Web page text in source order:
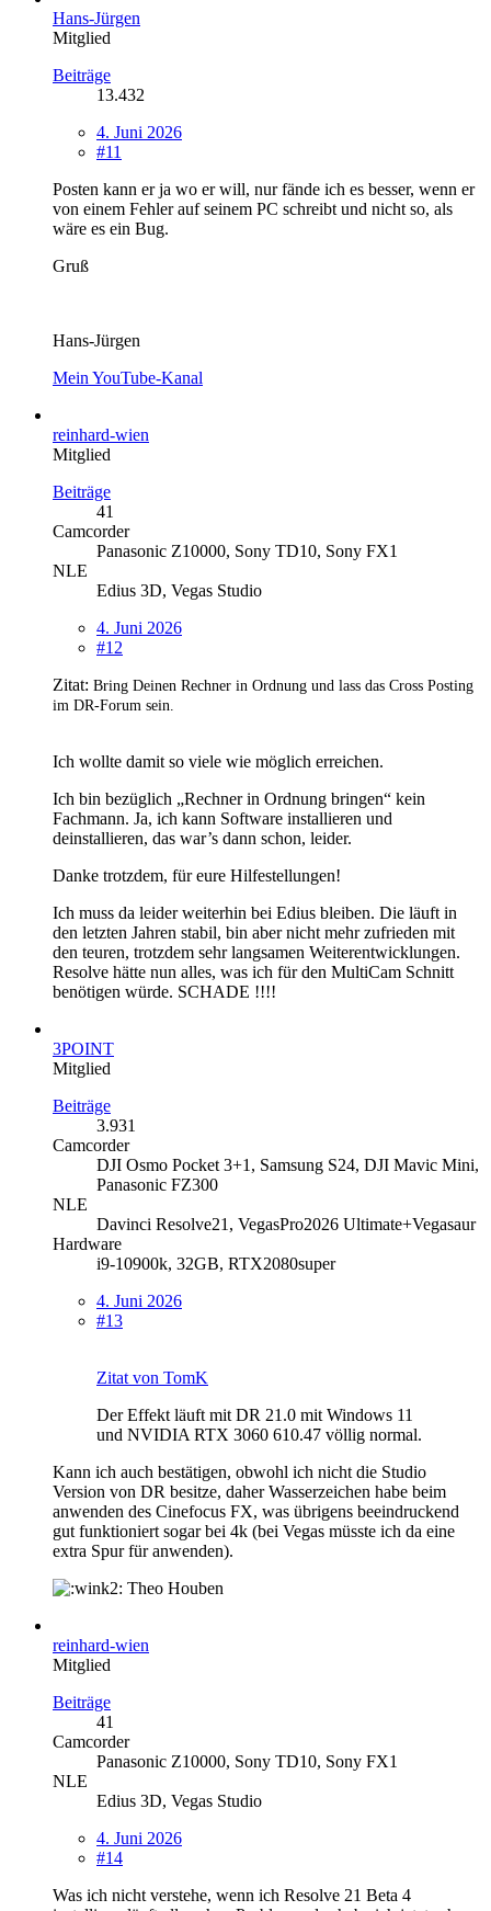
Hans-Jürgen
Mitglied
Beiträge
13.432
4. Juni 2026
#11
Posten kann er ja wo er will, nur fände ich es besser, wenn er
von einem Fehler auf seinem PC schreibt und nicht so, als
wäre es ein Bug.
Gruß
Hans-Jürgen
Mein YouTube-Kanal
reinhard-wien
Mitglied
Beiträge
41
Camcorder
Panasonic Z10000, Sony TD10, Sony FX1
NLE
Edius 3D, Vegas Studio
4. Juni 2026
#12
Zitat: Bring Deinen Rechner in Ordnung und lass das Cross Posting
im DR-Forum sein.
Ich wollte damit so viele wie möglich erreichen.
Ich bin bezüglich „Rechner in Ordnung bringen“ kein
Fachmann. Ja, ich kann Software installieren und
deinstallieren, das war’s dann schon, leider.
Danke trotzdem, für eure Hilfestellungen!
Ich muss da leider weiterhin bei Edius bleiben. Die läuft in
den letzten Jahren stabil, bin aber nicht mehr zufrieden mit
den teuren, trotzdem sehr langsamen Weiterentwicklungen.
Resolve hätte nun alles, was ich für den MultiCam Schnitt
benötigen würde. SCHADE !!!!
3POINT
Mitglied
Beiträge
3.931
Camcorder
DJI Osmo Pocket 3+1, Samsung S24, DJI Mavic Mini,
Panasonic FZ300
NLE
Davinci Resolve21, VegasPro2026 Ultimate+Vegasaur
Hardware
i9-10900k, 32GB, RTX2080super
4. Juni 2026
#13
Zitat von TomK
Der Effekt läuft mit DR 21.0 mit Windows 11
und NVIDIA RTX 3060 610.47 völlig normal.
Kann ich auch bestätigen, obwohl ich nicht die Studio
Version von DR besitze, daher Wasserzeichen habe beim
anwenden des Cinefocus FX, was übrigens beeindruckend
gut funktioniert sogar bei 4k (bei Vegas müsste ich da eine
extra Spur für anwenden).
Theo Houben
reinhard-wien
Mitglied
Beiträge
41
Camcorder
Panasonic Z10000, Sony TD10, Sony FX1
NLE
Edius 3D, Vegas Studio
4. Juni 2026
#14
Was ich nicht verstehe, wenn ich Resolve 21 Beta 4